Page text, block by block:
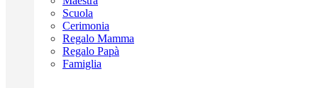
Scuola
Cerimonia
Regalo Mamma
Regalo Papà
Famiglia